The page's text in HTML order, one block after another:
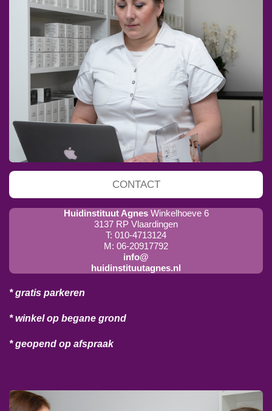
CONTACT
Huidinstituut Agnes Winkelhoeve 6
3137 RP Vlaardingen
T: 010-4713124
M: 06-20917792
info@
huidinstituutagnes.nl
* gratis parkeren
* winkel op begane grond
* geopend op afspraak